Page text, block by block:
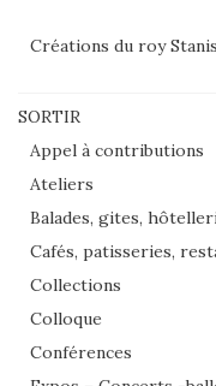
Créations du roy
SORTIR
Appel à contributions
Ateliers
Balades, gites,
Cafés, patisseries,
Collections
Colloque
Conférences